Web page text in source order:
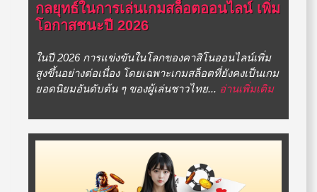
กลยุทธ์ในการเล่นเกมสล็อตออนไลน์ เพิ่ม
โอกาสชนะปี 2026
ในปี 2026 การแข่งขันในโลกของคาสิโนออนไลน์เพิ่ม
สูงขึ้นอย่างต่อเนื่อง โดยเฉพาะเกมสล็อตที่ยังคงเป็นเกม
ยอดนิยมอันดับต้น ๆ ของผู้เล่นชาวไทย... อ่านเพิ่มเติม